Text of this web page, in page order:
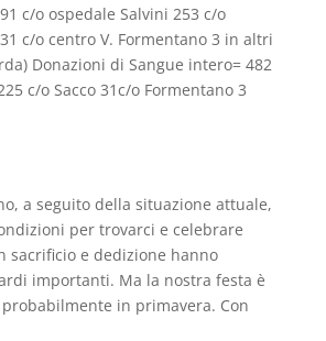
c/o ospedale Salvini 253 c/o
c/o centro V. Formentano 3 in altri
Donazioni di Sangue intero= 482
c/o Sacco 31c/o Formentano 3
a seguito della situazione attuale,
per trovarci e celebrare
sacrificio e dedizione hanno
importanti. Ma la nostra festa è
in primavera. Con